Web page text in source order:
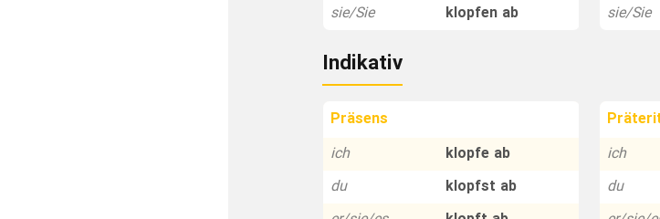
sie/Sie
klopfen ab
sie/Sie
Indikativ
Präsens
ich
klopfe ab
du
klopfst ab
ich
du